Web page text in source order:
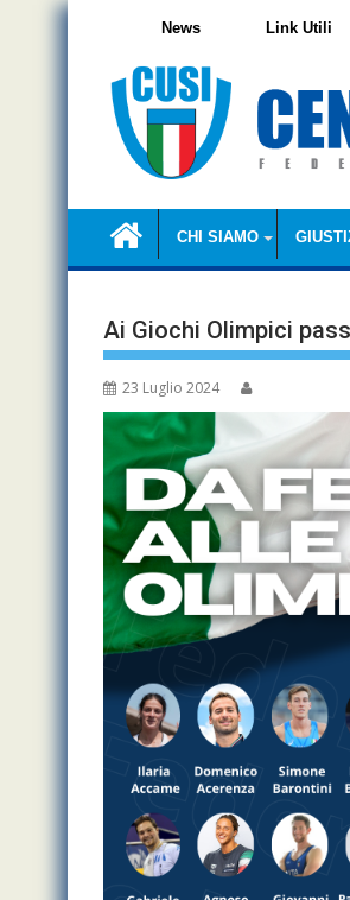
Skip
CHI SIAMO
News Link Utili
Ai Giochi Olimpici
23 Luglio 2024